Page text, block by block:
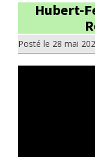
Hubert-
Posté le 28 mai